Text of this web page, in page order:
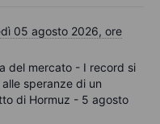
05 agosto 2026, ore
del mercato - I record si
speranze di un
di Hormuz - 5 agosto